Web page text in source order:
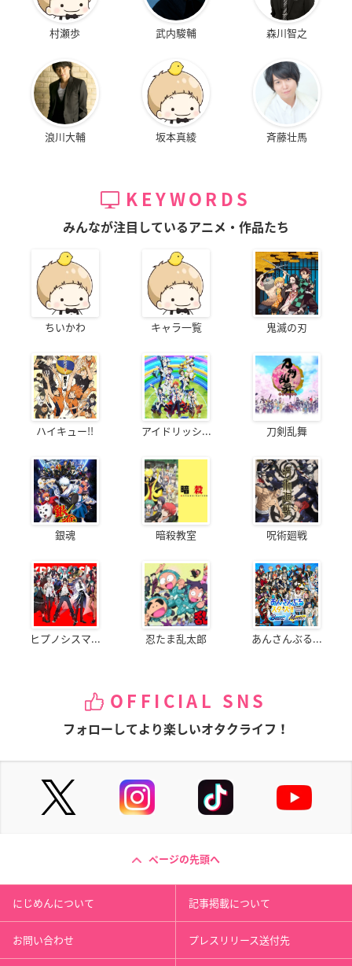
村瀬歩 武内駿輔 森川智之
浪川大輔 坂本真綾 斉藤壮馬
KEYWORDS
みんなが注目しているアニメ・作品たち
ちいかわ キャラ一覧 鬼滅の刃
ハイキュー!! アイドリッシ... 刀剣乱舞
銀魂 暗殺教室 呪術廻戦
ヒプノシスマ... 忍たま乱太郎 あんさんぶる...
OFFICIAL SNS
フォローしてより楽しいオタクライフ！
ページの先頭へ
にじめんについて 記事掲載について
お問い合わせ プレスリリース送付先